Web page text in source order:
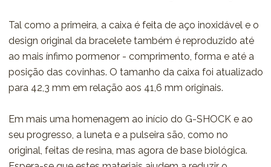
Tal como a primeira, a caixa é feita de aço inoxidável e o
design original da bracelete também é reproduzido até
ao mais ínfimo pormenor - comprimento, forma e até a
posição das covinhas. O tamanho da caixa foi atualizado
para 42,3 mm em relação aos 41,6 mm originais.
Em mais uma homenagem ao início do G-SHOCK e ao
seu progresso, a luneta e a pulseira são, como no
original, feitas de resina, mas agora de base biológica.